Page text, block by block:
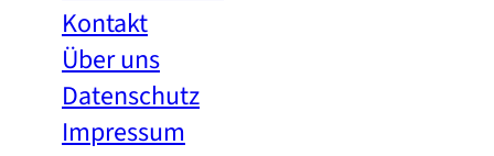
Kontakt
Über uns
Datenschutz
Impressum